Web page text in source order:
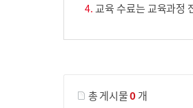
교육 수료는 교육과정
총 게시물0개